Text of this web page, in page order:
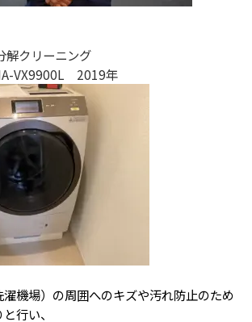
解クリーニング
VX9900L 2019年
機場）の周囲へのキズや汚れ防止のため
行い、